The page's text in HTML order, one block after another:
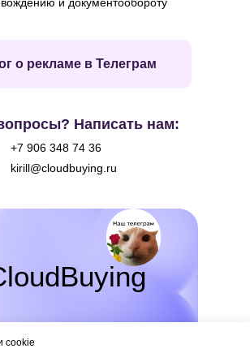
cookie
+7 906 348 74 36
kirill@cloudbuying.ru
о рекламе в Телеграм
Написать нам: